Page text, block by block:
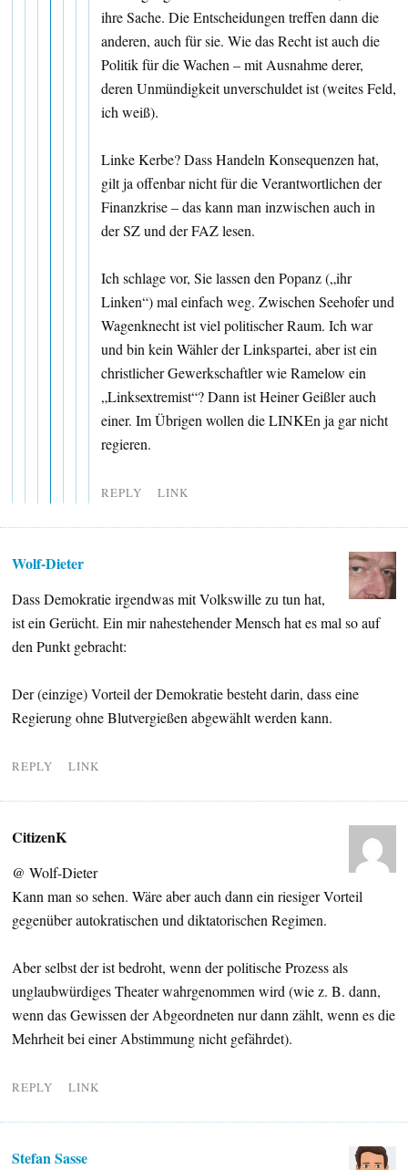
ihre Sache. Die Entscheidungen treffen dann die
anderen, auch für sie. Wie das Recht ist auch die
Politik für die Wachen – mit Ausnahme derer,
deren Unmündigkeit unverschuldet ist (weites Feld,
ich weiß).
Linke Kerbe? Dass Handeln Konsequenzen hat,
gilt ja offenbar nicht für die Verantwortlichen der
Finanzkrise – das kann man inzwischen auch in
der SZ und der FAZ lesen.
Ich schlage vor, Sie lassen den Popanz („ihr
Linken“) mal einfach weg. Zwischen Seehofer und
Wagenknecht ist viel politischer Raum. Ich war
und bin kein Wähler der Linkspartei, aber ist ein
christlicher Gewerkschaftler wie Ramelow ein
„Linksextremist“? Dann ist Heiner Geißler auch
einer. Im Übrigen wollen die LINKEn ja gar nicht
regieren.
REPLY LINK
Wolf-Dieter
Dass Demokratie irgendwas mit Volkswille zu tun hat,
ist ein Gerücht. Ein mir nahestehender Mensch hat es mal so auf
den Punkt gebracht:
Der (einzige) Vorteil der Demokratie besteht darin, dass eine
Regierung ohne Blutvergießen abgewählt werden kann.
REPLY LINK
CitizenK
@ Wolf-Dieter
Kann man so sehen. Wäre aber auch dann ein riesiger Vorteil
gegenüber autokratischen und diktatorischen Regimen.
Aber selbst der ist bedroht, wenn der politische Prozess als
unglaubwürdiges Theater wahrgenommen wird (wie z. B. dann,
wenn das Gewissen der Abgeordneten nur dann zählt, wenn es die
Mehrheit bei einer Abstimmung nicht gefährdet).
REPLY LINK
Stefan Sasse